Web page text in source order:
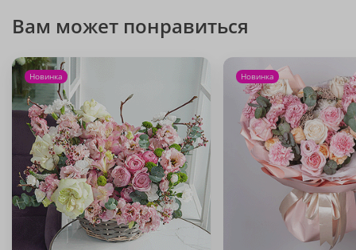
Вам может понравиться
Новинка Новинка